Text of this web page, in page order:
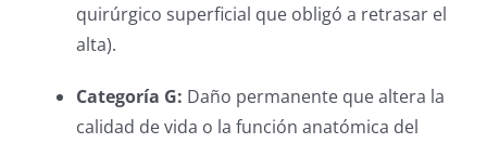
quirúrgico superficial que obligó a retrasar el
alta).
Categoría G: Daño permanente que altera la
calidad de vida o la función anatómica del